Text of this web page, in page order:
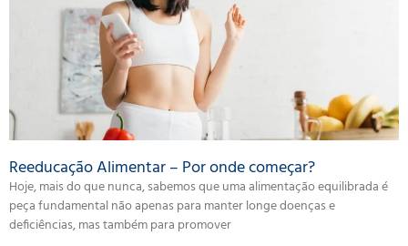
Reeducação Alimentar – Por onde começar?
Hoje, mais do que nunca, sabemos que uma alimentação equilibrada é
peça fundamental não apenas para manter longe doenças e
deficiências, mas também para promover